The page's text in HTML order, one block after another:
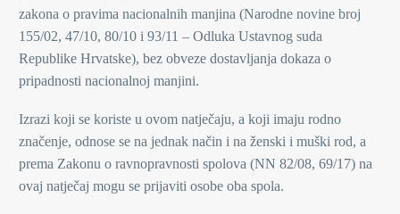
zakona o pravima nacionalnih manjina (Narodne novine broj
155/02, 47/10, 80/10 i 93/11 – Odluka Ustavnog suda
Republike Hrvatske), bez obveze dostavljanja dokaza o
pripadnosti nacionalnoj manjini.
Izrazi koji se koriste u ovom natječaju, a koji imaju rodno
značenje, odnose se na jednak način i na ženski i muški rod, a
prema Zakonu o ravnopravnosti spolova (NN 82/08, 69/17) na
ovaj natječaj mogu se prijaviti osobe oba spola.